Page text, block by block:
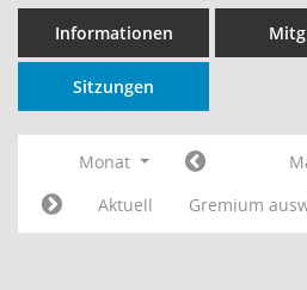
Informationen
Sitzungen
Monat
Aktuell
Gremium